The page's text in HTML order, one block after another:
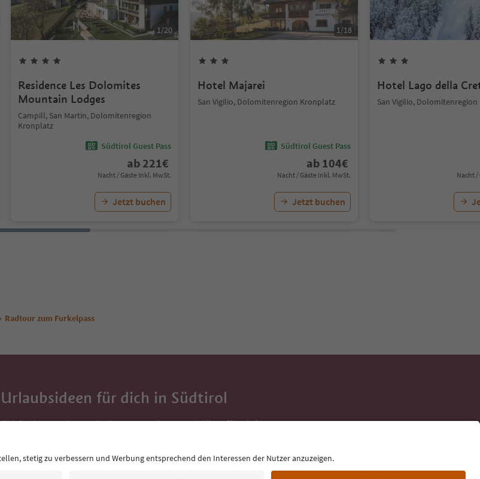
1/20
Residence Les Dolomites
Mountain Lodges
Campill, San Martin, Dolomitenregion
Kronplatz
Südtirol Guest Pass
ab 221€
Nacht / Gäste Inkl. MwSt.
Jetzt buchen
1/18
Hotel Majarei
San Vigilio, Dolomitenregion Kronplatz
Südtirol Guest Pass
ab 104€
Nacht / Gäste Inkl. MwSt.
Jetzt buchen
Hotel Lago della
San Vigilio,
Nacht /
Radtour zum Furkelpass
Urlaubsideen für dich in Südtirol
Newsletter bekommst du Vorschläge für deine
Postfach.